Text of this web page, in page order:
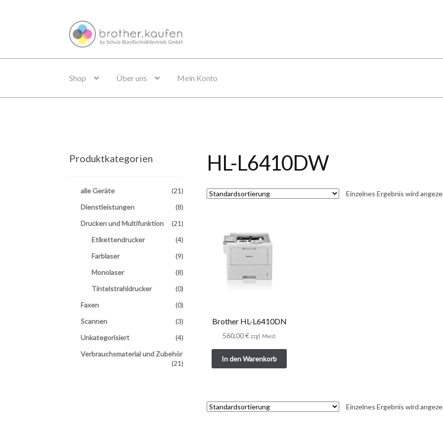
Zur
Navigation
Zum
Inhalt
Shop Über uns Mein Konto
HL-L6410DW
Einzelnes Ergebnis wird
Brother HL-L6410DN
560,00€ zzgl. Mwst.
In den Warenkorb
Einzelnes Ergebnis wird
Produktkategorien
alle Geräte
(21)
Dienstleistungen
(8)
Drucken und Multifunktion
(21)
Etikettendrucker
(4)
Farblaser
(9)
Monolaser
(8)
Tintelstrahldrucker
(0)
Faxen
(0)
Scannen
(3)
Unkategorisiert
(4)
Verbrauchsmaterial und Zubehör
(21)